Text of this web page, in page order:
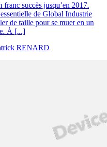
succès jusqu’en 2017.
de Global Industrie
de taille pour se muer en un
À [...]
RENARD